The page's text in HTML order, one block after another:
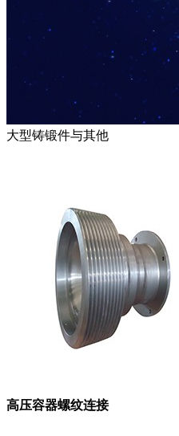
大型铸锻件与其他
高压容器螺纹连接